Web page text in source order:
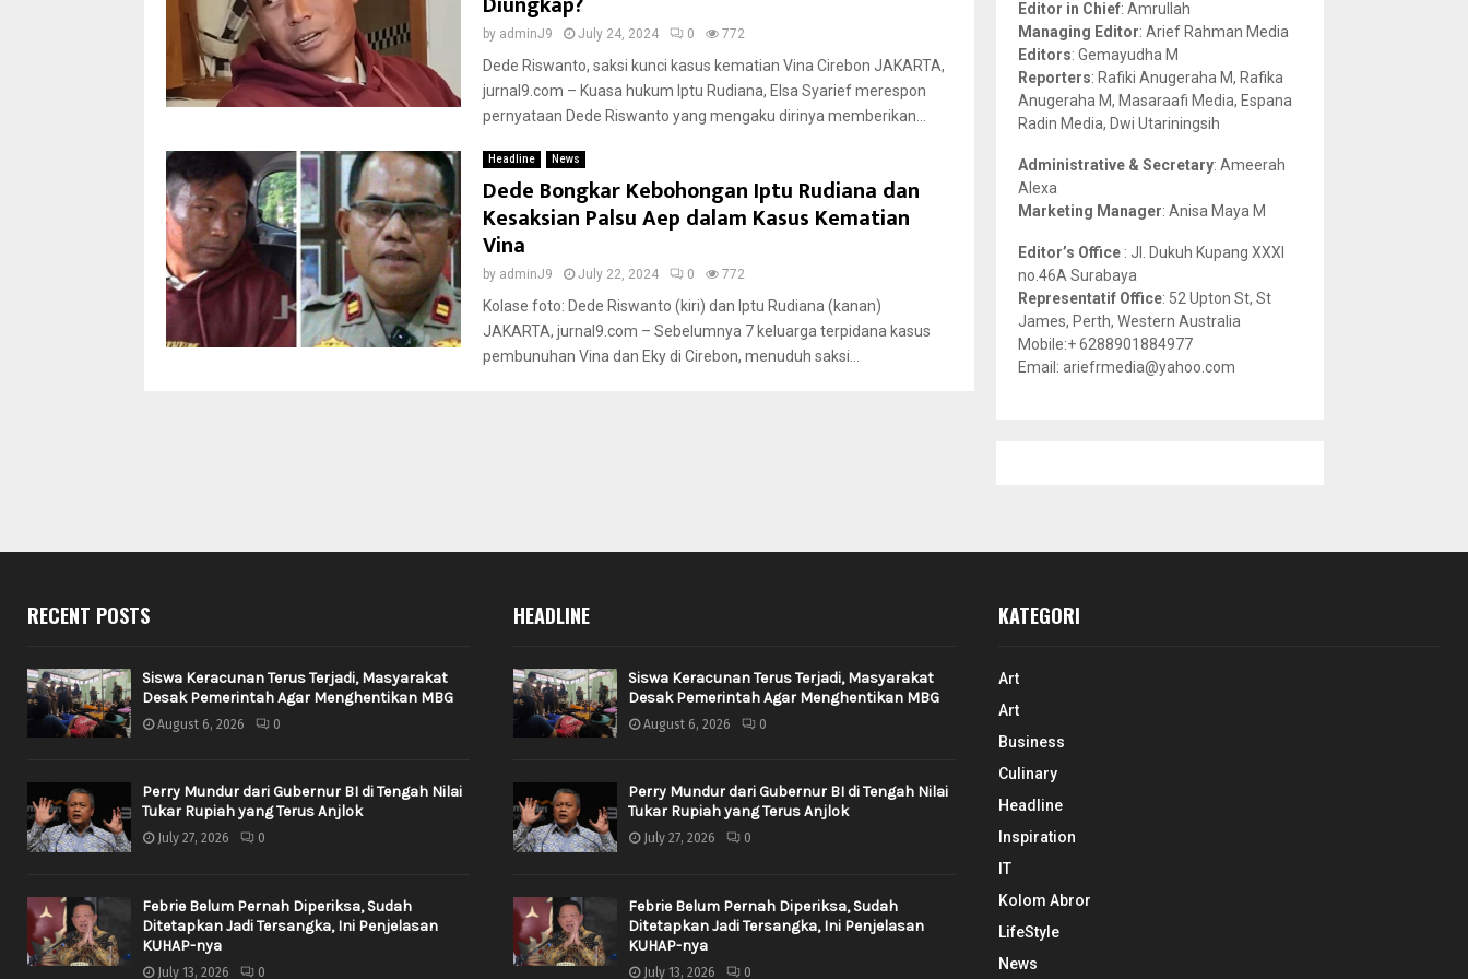
by adminJ9 July 24, 2024 0 772
Dede Riswanto, saksi kunci kasus kematian Vina Cirebon JAKARTA,
jurnal9.com – Kuasa hukum Iptu Rudiana, Elsa Syarief merespon
pernyataan Dede Riswanto yang mengaku dirinya memberikan...
Headline News
Dede Bongkar Kebohongan Iptu Rudiana dan
Kesaksian Palsu Aep dalam Kasus Kematian
Vina
by adminJ9 July 22, 2024 0 772
Kolase foto: Dede Riswanto (kiri) dan Iptu Rudiana (kanan)
JAKARTA, jurnal9.com – Sebelumnya 7 keluarga terpidana kasus
pembunuhan Vina dan Eky di Cirebon, menuduh saksi...
r
:
R
H
Editor in Chief: Amrullah
Managing Editor: Arief Rahman Media
Editors: Gemayudha M
Reporters: Rafiki Anugeraha M, Rafika
Anugeraha M, Masaraafi Media, Espana
Radin Media, Dwi Utariningsih
Administrative & Secretary: Ameerah
Alexa
Marketing Manager: Anisa Maya M
Editor’s Office : Jl. Dukuh Kupang XXXI
no.46A Surabaya
Representatif Office: 52 Upton St, St
James, Perth, Western Australia
Mobile:+ 6288901884977
Email: ariefrmedia@yahoo.com
RECENT POSTS
Siswa Keracunan Terus Terjadi, Masyarakat
Desak Pemerintah Agar Menghentikan MBG
August 6, 2026 0
Perry Mundur dari Gubernur BI di Tengah Nilai
Tukar Rupiah yang Terus Anjlok
July 27, 2026 0
Febrie Belum Pernah Diperiksa, Sudah
Ditetapkan Jadi Tersangka, Ini Penjelasan
KUHAP-nya
July 13, 2026 0
HEADLINE
Siswa Keracunan Terus Terjadi, Masyarakat
Desak Pemerintah Agar Menghentikan MBG
August 6, 2026 0
Perry Mundur dari Gubernur BI di Tengah Nilai
Tukar Rupiah yang Terus Anjlok
July 27, 2026 0
Febrie Belum Pernah Diperiksa, Sudah
Ditetapkan Jadi Tersangka, Ini Penjelasan
KUHAP-nya
July 13, 2026 0
KATEGORI
Art
Art
Business
Culinary
Headline
Inspiration
IT
Kolom Abror
LifeStyle
News